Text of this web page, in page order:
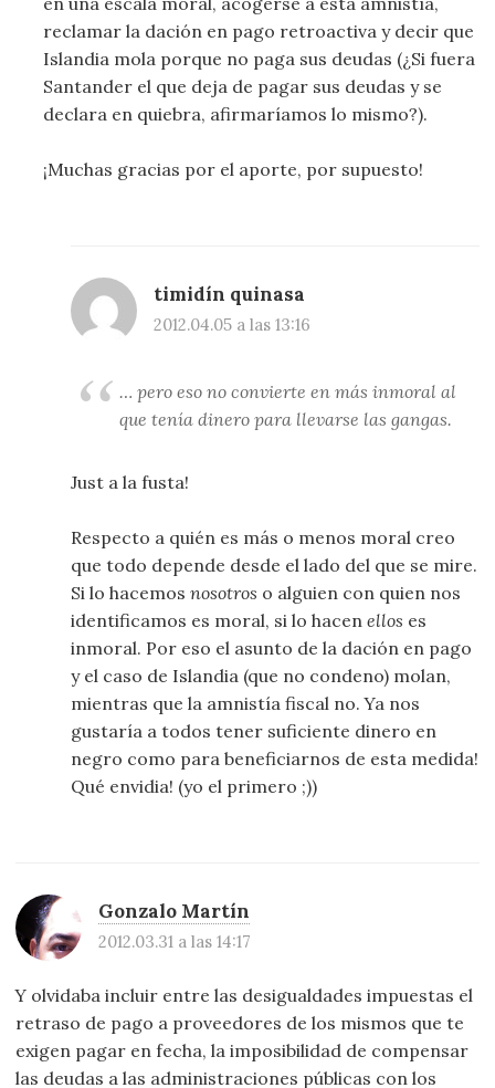
reclamar la dación en pago retroactiva y decir que
Islandia mola porque no paga sus deudas (¿Si fuera
Santander el que deja de pagar sus deudas y se
declara en quiebra, afirmaríamos lo mismo?).
¡Muchas gracias por el aporte, por supuesto!
timidín quinasa
2012.04.05 a las 13:16
… pero eso no convierte en más inmoral al
que tenía dinero para llevarse las gangas.
Just a la fusta!
Respecto a quién es más o menos moral creo
que todo depende desde el lado del que se mire.
Si lo hacemosnosotros o alguien con quien nos
identificamos es moral, si lo hacenellos es
inmoral. Por eso el asunto de la dación en pago
y el caso de Islandia (que no condeno) molan,
mientras que la amnistía fiscal no. Ya nos
gustaría a todos tener suficiente dinero en
negro como para beneficiarnos de esta medida!
Qué envidia! (yo el primero ;))
Gonzalo Martín
2012.03.31 a las 14:17
Y olvidaba incluir entre las desigualdades impuestas el
retraso de pago a proveedores de los mismos que te
exigen pagar en fecha, la imposibilidad de compensar
las deudas a las administraciones públicas con los